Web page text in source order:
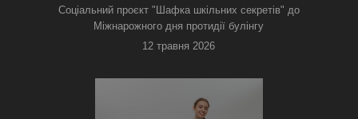
З'ЯВИЛИСЯ В КИЄВІ
Соціальний проєкт "Шафка шкільних секретів" до
Міжнарожного дня протидії булінгу
12 травня 2026